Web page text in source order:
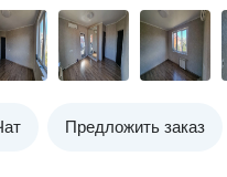
Предложить заказ